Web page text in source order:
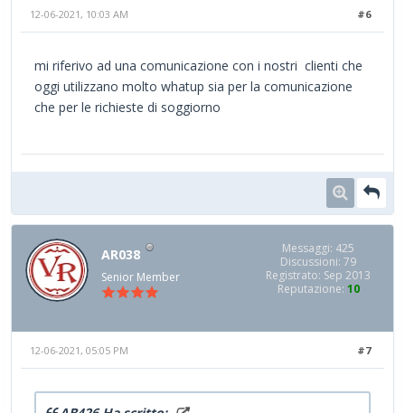
#6
12-06-2021, 10:03 AM
mi riferivo ad una comunicazione con i nostri clienti che
oggi utilizzano molto whatup sia per la comunicazione
che per le richieste di soggiorno
AR038
Senior Member
Messaggi: 425
Discussioni: 79
Registrato: Sep 2013
Reputazione: 10
#7
12-06-2021, 05:05 PM